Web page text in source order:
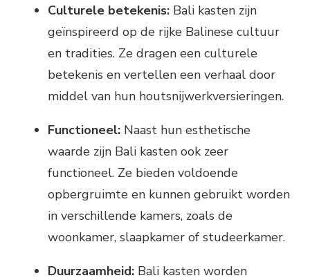
Culturele betekenis: Bali kasten zijn
geïnspireerd op de rijke Balinese cultuur
en tradities. Ze dragen een culturele
betekenis en vertellen een verhaal door
middel van hun houtsnijwerkversieringen.
Functioneel: Naast hun esthetische
waarde zijn Bali kasten ook zeer
functioneel. Ze bieden voldoende
opbergruimte en kunnen gebruikt worden
in verschillende kamers, zoals de
woonkamer, slaapkamer of studeerkamer.
Duurzaamheid: Bali kasten worden